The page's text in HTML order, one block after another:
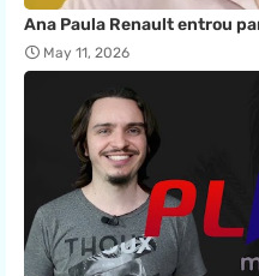
Ana Paula Renault entrou
May 11, 2026